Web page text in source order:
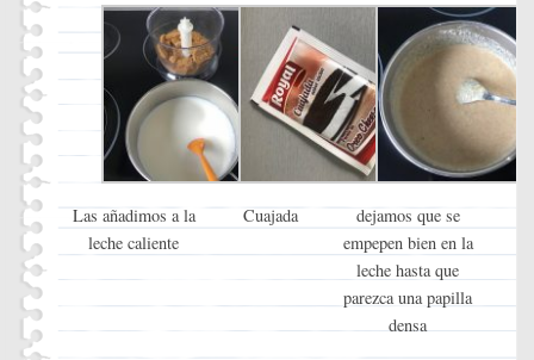
Las añadimos a la
leche caliente
Cuajada
dejamos que se
empepen bien en la
leche hasta que
parezca una papilla
densa